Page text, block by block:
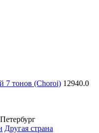
7 тонов (Choroi) 12940.0
Другая страна